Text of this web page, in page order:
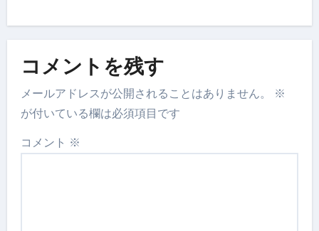
コメントを残す
メールアドレスが公開されることはありません。
※
が付いている欄は必須項目です
コメント ※